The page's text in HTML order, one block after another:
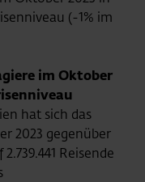
(-1% im
im Oktober
hat sich das
2023 gegenüber
Reisende